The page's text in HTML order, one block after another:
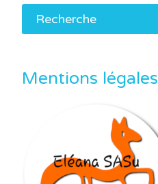
Mentions légales